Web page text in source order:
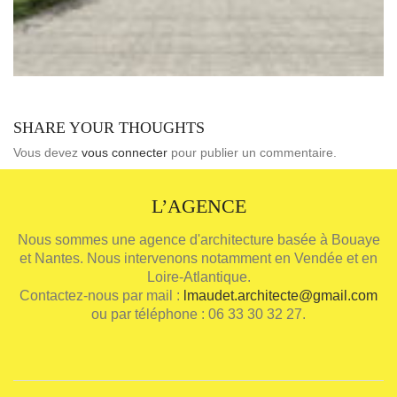
SHARE YOUR THOUGHTS
Vous devez vous connecter pour publier un commentaire.
L’AGENCE
Nous sommes une agence d'architecture basée à Bouaye
et Nantes. Nous intervenons notamment en Vendée et en
Loire-Atlantique.
Contactez-nous par mail : lmaudet.architecte@gmail.com
ou par téléphone : 06 33 30 32 27.